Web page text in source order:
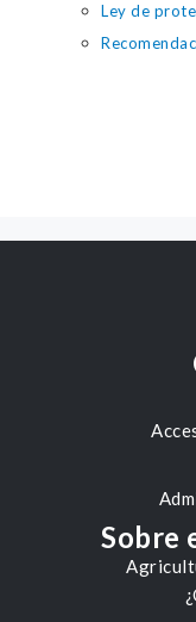
Ley de
Sobre